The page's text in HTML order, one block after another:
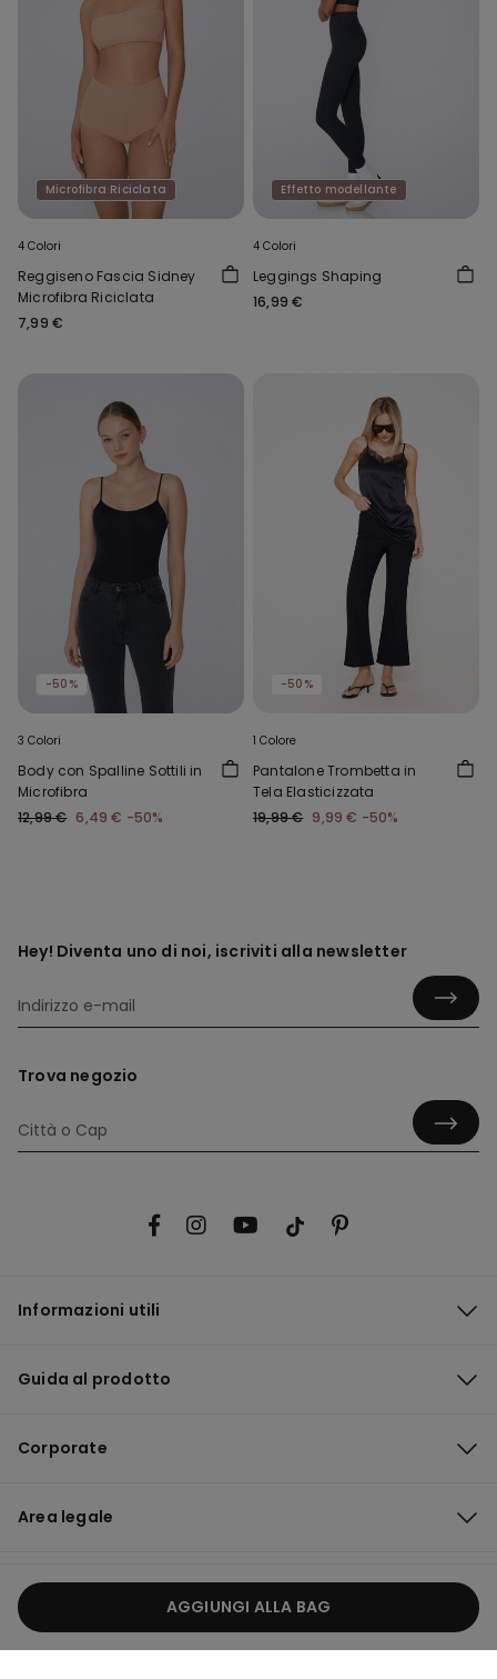
AGGIUNGI ALLA BAG
Microfibra Riciclata
4 Colori
Reggiseno Fascia Sidney
Microfibra Riciclata
7,99 €
Effetto modellante
4 Colori
Leggings Shaping
16,99 €
-50%
3 Colori
Body con Spalline Sottili in
Microfibra
12,99 € 6,49 € -50%
-50%
1 Colore
Pantalone Trombetta in
Tela Elasticizzata
19,99 € 9,99 € -50%
Hey! Diventa uno di noi, iscriviti alla newsletter
Trova negozio
Informazioni utili
Guida al prodotto
Corporate
Area legale
Italia / € Italiano